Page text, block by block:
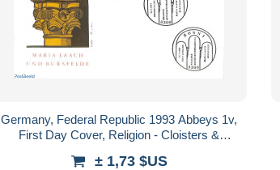
Germany, Federal Republic 1993 Abbeys 1v,
First Day Cover, Religion - Cloisters &
± 1,73 $US